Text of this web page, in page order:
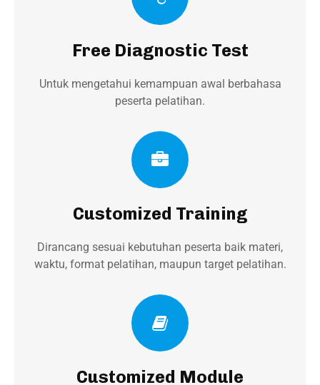
Free Diagnostic Test
Untuk mengetahui kemampuan awal berbahasa
peserta pelatihan.
Customized Training
Dirancang sesuai kebutuhan peserta baik materi,
waktu, format pelatihan, maupun target pelatihan.
Customized Module